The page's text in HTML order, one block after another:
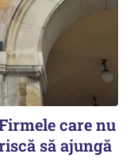
care nu
să ajungă